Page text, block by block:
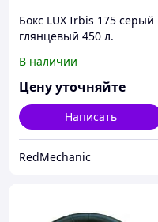
Бокс LUX Irbis 175 серый
глянцевый 450 л.
В наличии
Цену уточняйте
Написать
RedMechanic